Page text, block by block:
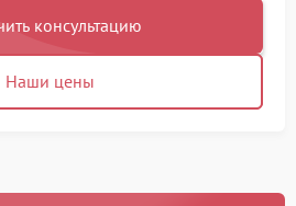
консультацию
Наши цены